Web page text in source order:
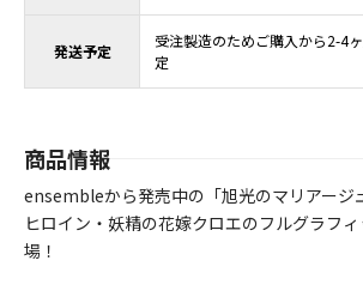
発送予定
受注製造のためご購入から2-4
定
商品情報
ensembleから発売中の「旭光のマリアージ
ヒロイン・妖精の花嫁クロエのフルグラフ
場！